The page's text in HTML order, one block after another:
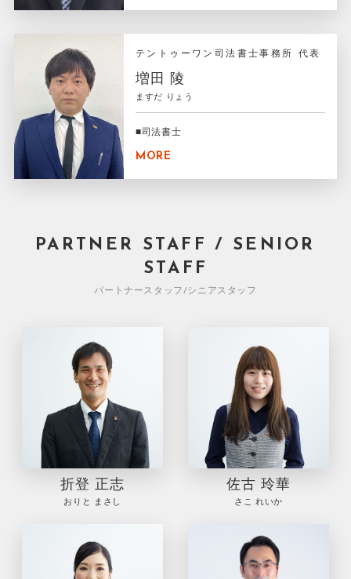
テントゥーワン司法書士事務所 代表
増田 陵
ますだ りょう
■司法書士
MORE
PARTNER STAFF / SENIOR
STAFF
パートナースタッフ/シニアスタッフ
折登 正志
おりと まさし
佐古 玲華
さこ れいか